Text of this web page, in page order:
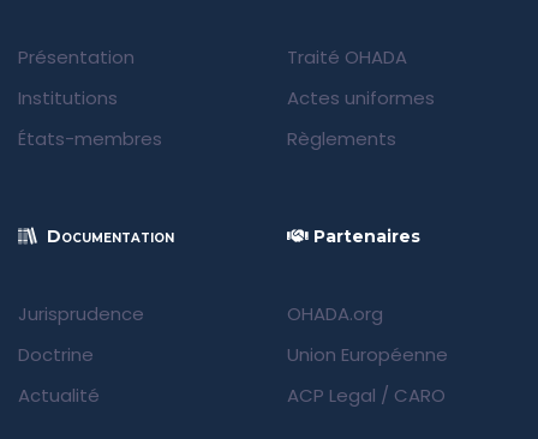
Présentation
Institutions
États-membres
Traité OHADA
Actes uniformes
Règlements
Documentation
Jurisprudence
Doctrine
Actualité
Partenaires
OHADA.org
Union Européenne
ACP Legal / CARO